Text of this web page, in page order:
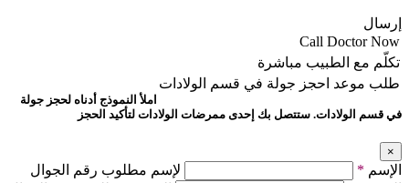
إرسال
Call Doctor Now
تكلّم مع الطبيب مباشرة
طلب موعد احجز جولة في قسم الولادات
املأ النموذج أدناه لحجز جولة
في قسم الولادات. ستتصل بك إحدى ممرضات الولادات لتأكيد الحجز
×
الإسم *
لإسم مطلوب رقم الجوال